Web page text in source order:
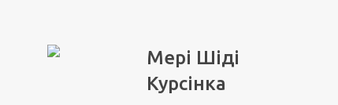
Мері Шіді
Курсінка